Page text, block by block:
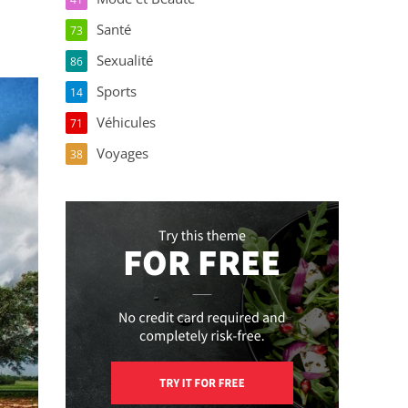
Santé
73
Sexualité
86
Sports
14
Véhicules
71
Voyages
38